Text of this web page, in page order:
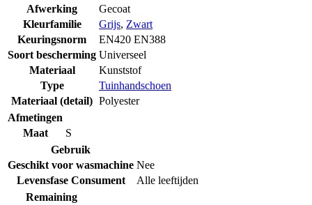
Afwerking
Gecoat
Kleurfamilie
Grijs, Zwart
Keuringsnorm
EN420 EN388
Soort bescherming Universeel
Materiaal
Kunststof
Type
Tuinhandschoen
Materiaal (detail) Polyester
Afmetingen
Maat
S
Gebruik
Geschikt voor wasmachine Nee
Levensfase Consument
Alle leeftijden
Remaining